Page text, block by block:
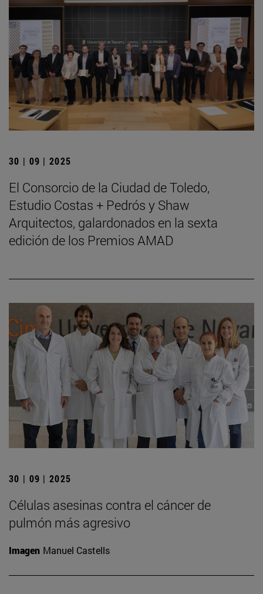
30 | 09 | 2025
El Consorcio de la Ciudad de Toledo,
Estudio Costas + Pedrós y Shaw
Arquitectos, galardonados en la sexta
edición de los Premios AMAD
30 | 09 | 2025
Células asesinas contra el cáncer de
pulmón más agresivo
Imagen Manuel Castells